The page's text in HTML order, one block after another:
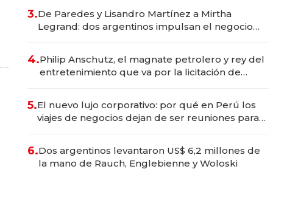
3.De Paredes y Lisandro Martínez a Mirtha
Legrand: dos argentinos impulsan el negocio
4.Philip Anschutz, el magnate petrolero y rey del
entretenimiento que va por la licitación de
5.El nuevo lujo corporativo: por qué en Perú los
viajes de negocios dejan de ser reuniones para
6.Dos argentinos levantaron US$ 6,2 millones de
la mano de Rauch, Englebienne y Woloski